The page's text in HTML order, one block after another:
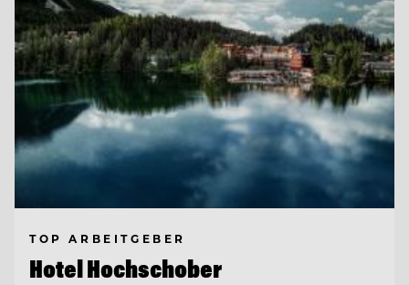
TOP ARBEITGEBER
Hotel Hochschober